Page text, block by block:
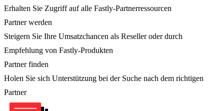
Erhalten Sie Zugriff auf alle Fastly-Partnerressourcen
Partner werden
Steigern Sie Ihre Umsatzchancen als Reseller oder durch
Empfehlung von Fastly-Produkten
Partner finden
Holen Sie sich Unterstützung bei der Suche nach dem richtigen
Partner